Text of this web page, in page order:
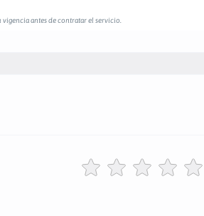
antes de contratar el servicio.